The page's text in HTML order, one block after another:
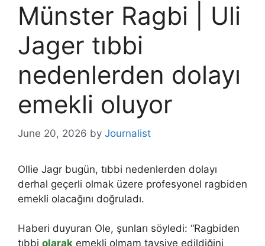
Münster Ragbi | Uli
Jager tıbbi
nedenlerden dolayı
emekli oluyor
June 20, 2026 by Journalist
Ollie Jagr bugün, tıbbi nedenlerden dolayı
derhal geçerli olmak üzere profesyonel ragbiden
emekli olacağını doğruladı.
Haberi duyuran Ole, şunları söyledi: “Ragbiden
tıbbi olarak emekli olmam tavsiye edildiğini